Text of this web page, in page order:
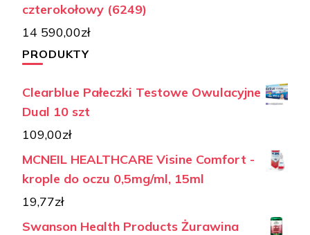
czterokołowy (6249)
14 590,00zł
PRODUKTY
Clearblue Pałeczki Testowe Owulacyjne
Dual 10 szt
109,00zł
MCNEIL HEALTHCARE Visine Comfort -
krople do oczu 0,5mg/ml, 15ml
19,77zł
Swanson Health Products Żurawina